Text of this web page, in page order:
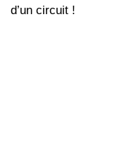
d’un circuit !